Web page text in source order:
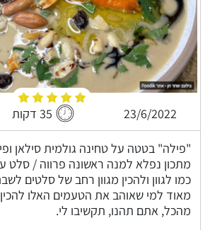
23/6/2022 35 דקות
"פילה" בטטה על טחינה גולמית סילאן
מתכון נפלא למנה ראשונה פרווה / סלט
כמו לגוון ולהכין מגוון רחב של סלטים
מאוד למי שאוהב את הטעמים האלו
מהכל, אתם תהנו, תקשיבו לי.